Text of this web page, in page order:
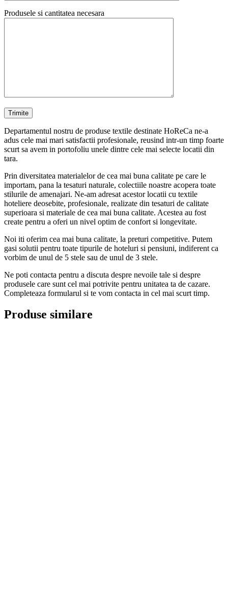
Produsele si cantitatea necesara
Departamentul nostru de produse textile destinate HoReCa ne-a
adus cele mai mari satisfactii profesionale, reusind intr-un timp foarte
scurt sa avem in portofoliu unele dintre cele mai selecte locatii din
tara.
Prin diversitatea materialelor de cea mai buna calitate pe care le
importam, pana la tesaturi naturale, colectiile noastre acopera toate
stilurile de amenajari. Ne-am adresat acestor locatii cu textile
hoteliere deosebite, profesionale, realizate din tesaturi de calitate
superioara si materiale de cea mai buna calitate. Acestea au fost
create pentru a oferi un nivel optim de confort si longevitate.
Noi iti oferim cea mai buna calitate, la preturi competitive. Putem
gasi solutii pentru toate tipurile de hoteluri si pensiuni, indiferent ca
vorbim de unul de 5 stele sau de unul de 3 stele.
Ne poti contacta pentru a discuta despre nevoile tale si despre
produsele care sunt cel mai potrivite pentru unitatea ta de cazare.
Completeaza formularul si te vom contacta in cel mai scurt timp.
Produse similare